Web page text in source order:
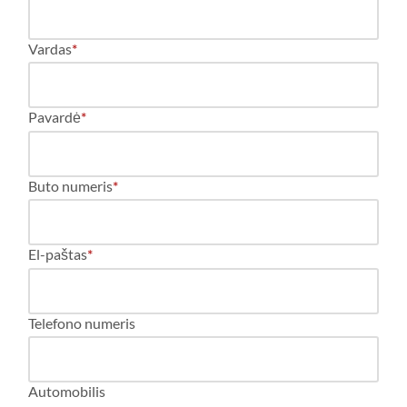
Vardas*
Pavardė*
Buto numeris*
El-paštas*
Telefono numeris
Automobilis